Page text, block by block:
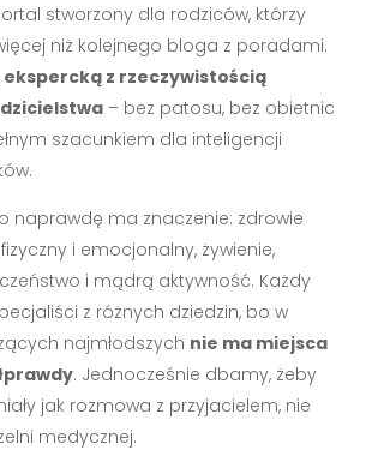
stworzony dla rodziców, którzy
niż kolejnego bloga z poradami.
ekspercką z rzeczywistością
– bez patosu, bez obietnic
szacunkiem dla inteligencji
naprawdę ma znaczenie: zdrowie
i emocjonalny, żywienie,
i mądrą aktywność. Każdy
z różnych dziedzin, bo w
najmłodszych nie ma miejsca
. Jednocześnie dbamy, żeby
jak rozmowa z przyjacielem, nie
medycznej.